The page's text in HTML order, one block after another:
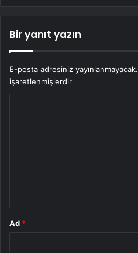
Bir yanıt yazın
E-posta adresiniz yayınlanmayacak.
işaretlenmişlerdir
Ad *